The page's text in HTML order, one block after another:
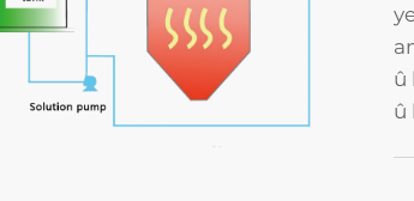
û
û